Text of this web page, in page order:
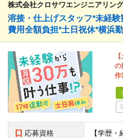
株式会社クロサワエンジニアリン
溶接・仕上げスタッフ*未経
費用全額負担*土日祝休*横浜
の
作
応募資格